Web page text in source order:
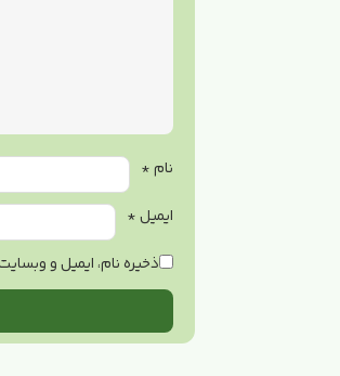
نام*
ایمیل*
ذخیره نام، ایمیل و